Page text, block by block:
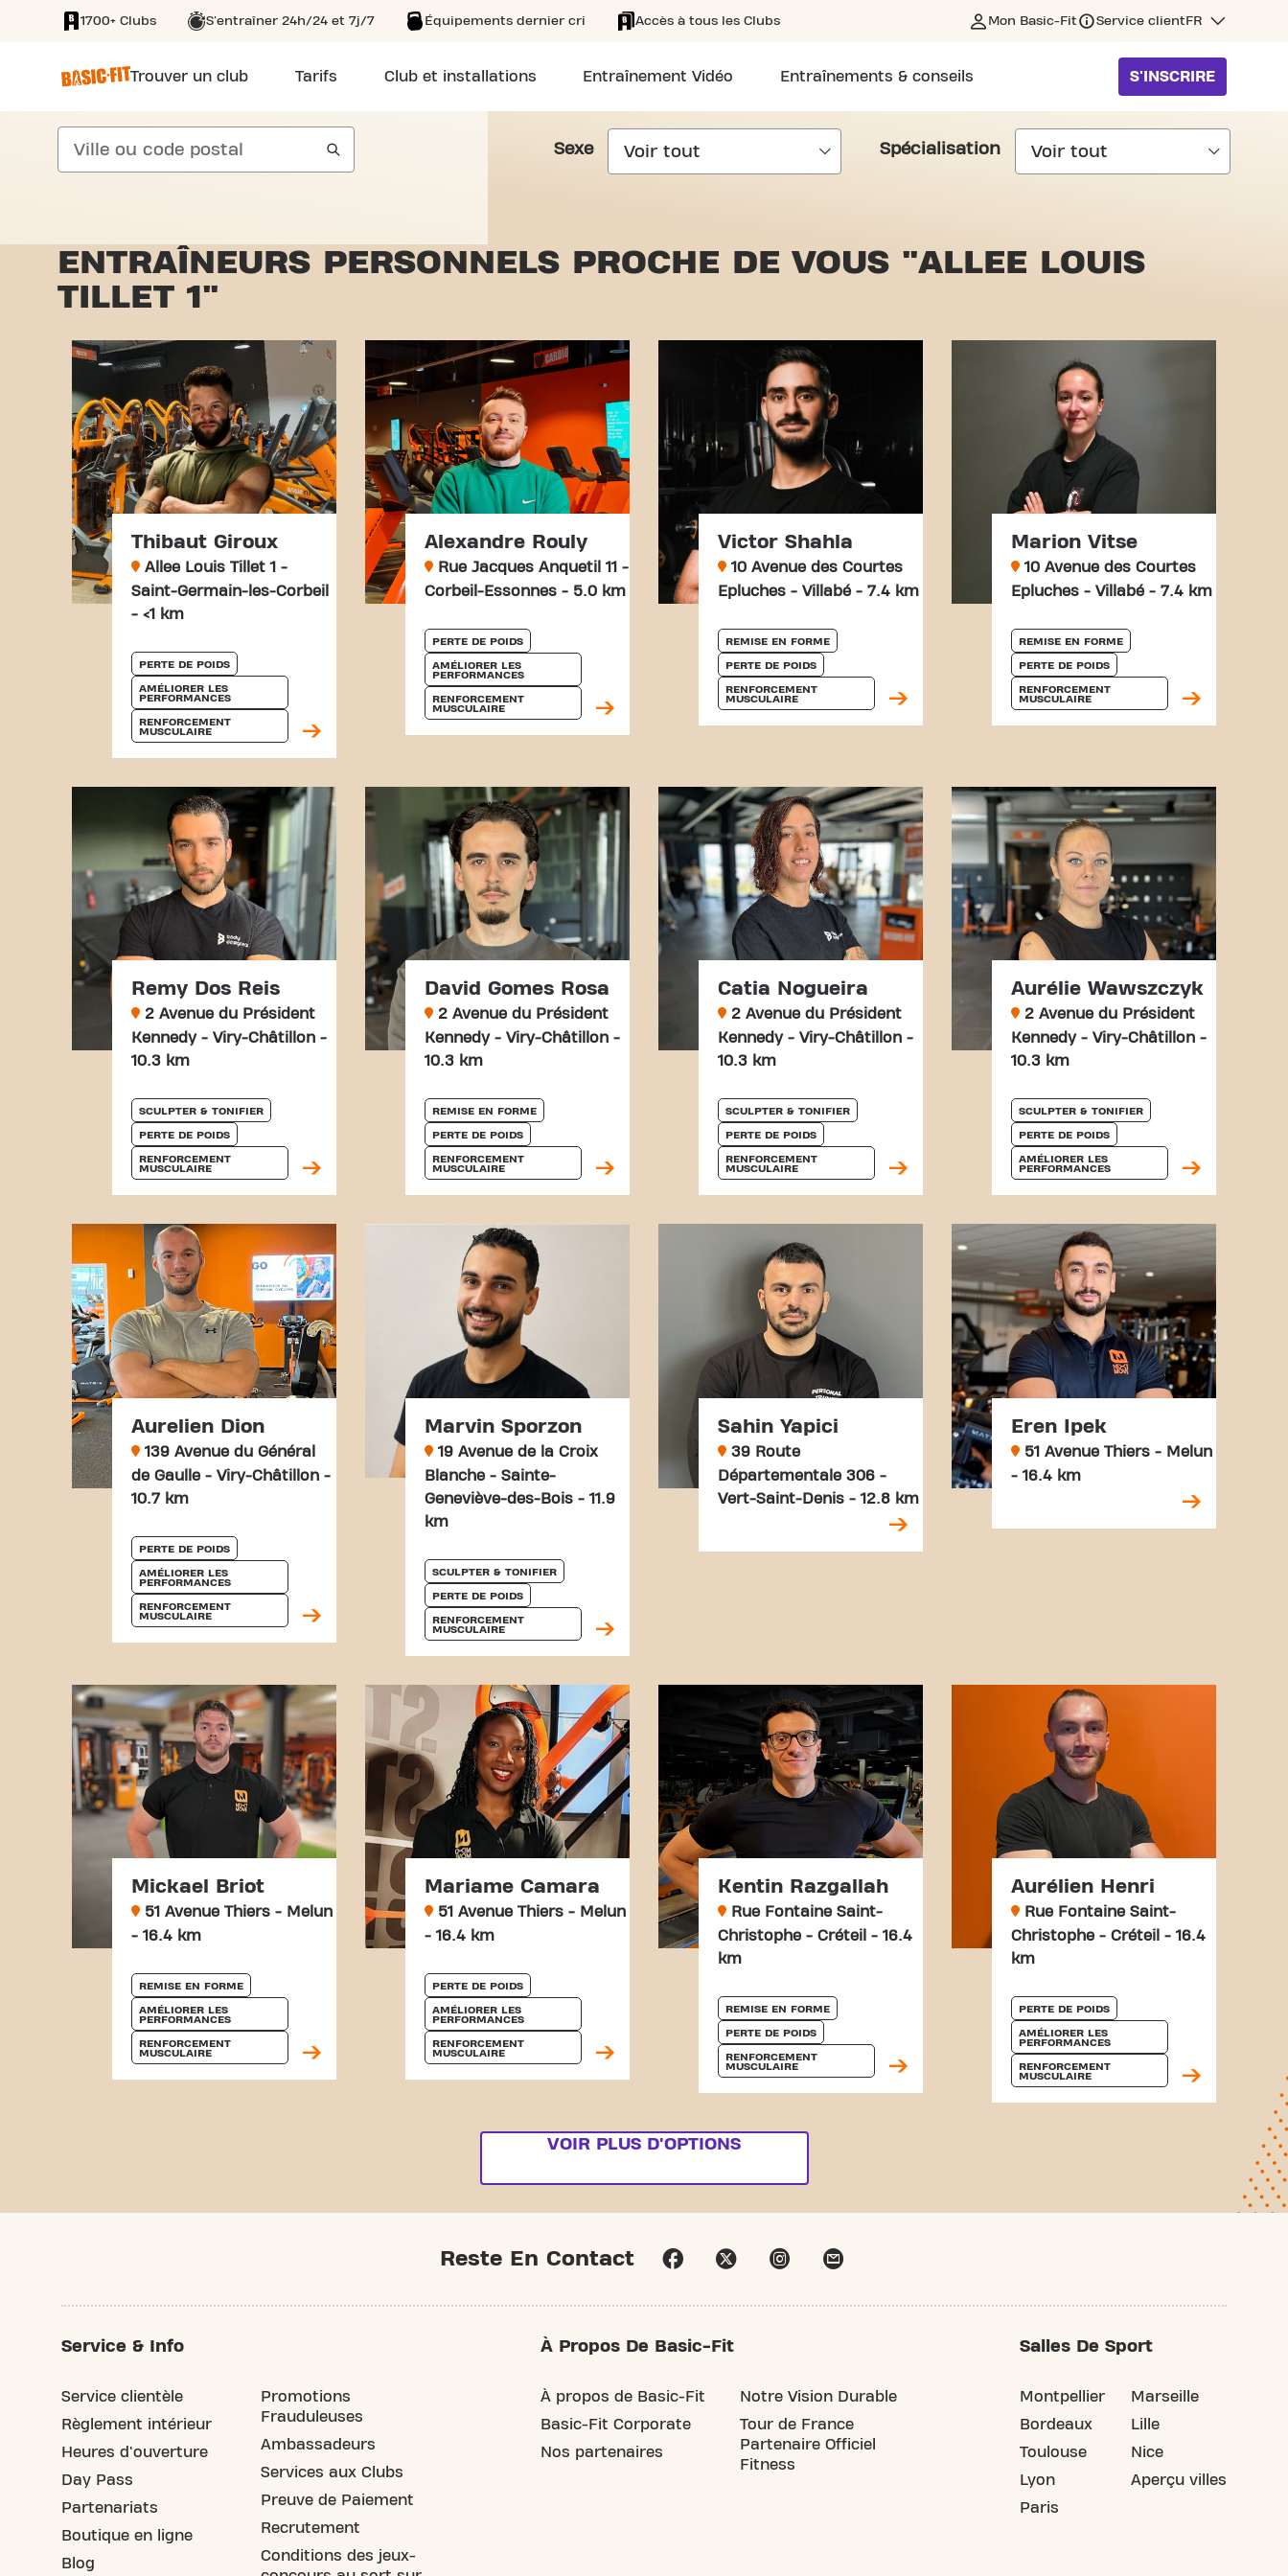
SKIP TO MAIN CONTENT
1700+ Clubs S'entraîner 24h/24 et 7j/7 Équipements dernier cri Accès à tous les Clubs Mon Basic-Fit Service client FR
Trouver un club Tarifs Club et installations Entraînement Vidéo Entraînements & conseils S'INSCRIRE
search Sexe Spécialisation
ENTRAÎNEURS PERSONNELS PROCHE DE VOUS "ALLEE LOUIS
TILLET 1"
Thibaut Giroux
Allee Louis Tillet 1 -
Saint-Germain-les-Corbeil
- <1 km
PERTE DE POIDS
AMÉLIORER LES
PERFORMANCES
RENFORCEMENT
MUSCULAIRE
Alexandre Rouly
Rue Jacques Anquetil 11 -
Corbeil-Essonnes - 5.0 km
PERTE DE POIDS
AMÉLIORER LES
PERFORMANCES
RENFORCEMENT
MUSCULAIRE
Victor Shahla
10 Avenue des Courtes
Epluches - Villabé - 7.4 km
REMISE EN FORME
PERTE DE POIDS
RENFORCEMENT
MUSCULAIRE
Marion Vitse
10 Avenue des Courtes
Epluches - Villabé - 7.4 km
REMISE EN FORME
PERTE DE POIDS
RENFORCEMENT
MUSCULAIRE
Remy Dos Reis
2 Avenue du Président
Kennedy - Viry-Châtillon -
10.3 km
SCULPTER & TONIFIER
PERTE DE POIDS
RENFORCEMENT
MUSCULAIRE
David Gomes Rosa
2 Avenue du Président
Kennedy - Viry-Châtillon -
10.3 km
REMISE EN FORME
PERTE DE POIDS
RENFORCEMENT
MUSCULAIRE
Catia Nogueira
2 Avenue du Président
Kennedy - Viry-Châtillon -
10.3 km
SCULPTER & TONIFIER
PERTE DE POIDS
RENFORCEMENT
MUSCULAIRE
Aurélie Wawszczyk
2 Avenue du Président
Kennedy - Viry-Châtillon -
10.3 km
SCULPTER & TONIFIER
PERTE DE POIDS
AMÉLIORER LES
PERFORMANCES
Aurelien Dion
139 Avenue du Général
de Gaulle - Viry-Châtillon -
10.7 km
PERTE DE POIDS
AMÉLIORER LES
PERFORMANCES
RENFORCEMENT
MUSCULAIRE
Marvin Sporzon
19 Avenue de la Croix
Blanche - Sainte-
Geneviève-des-Bois - 11.9
km
SCULPTER & TONIFIER
PERTE DE POIDS
RENFORCEMENT
MUSCULAIRE
Sahin Yapici
39 Route
Départementale 306 -
Vert-Saint-Denis - 12.8 km
Eren Ipek
51 Avenue Thiers - Melun
- 16.4 km
Mickael Briot
51 Avenue Thiers - Melun
- 16.4 km
REMISE EN FORME
AMÉLIORER LES
PERFORMANCES
RENFORCEMENT
MUSCULAIRE
Mariame Camara
51 Avenue Thiers - Melun
- 16.4 km
PERTE DE POIDS
AMÉLIORER LES
PERFORMANCES
RENFORCEMENT
MUSCULAIRE
Kentin Razgallah
Rue Fontaine Saint-
Christophe - Créteil - 16.4
km
REMISE EN FORME
PERTE DE POIDS
RENFORCEMENT
MUSCULAIRE
Aurélien Henri
Rue Fontaine Saint-
Christophe - Créteil - 16.4
km
PERTE DE POIDS
AMÉLIORER LES
PERFORMANCES
RENFORCEMENT
MUSCULAIRE
VOIR PLUS D'OPTIONS
Reste En Contact
Service & Info
Service clientèle
Règlement intérieur
Heures d'ouverture
Day Pass
Partenariats
Boutique en ligne
Blog
Promotions
Frauduleuses
Ambassadeurs
Services aux Clubs
Preuve de Paiement
Recrutement
Conditions des jeux-
À Propos De Basic-Fit
À propos de Basic-Fit
Basic-Fit Corporate
Nos partenaires
Notre Vision Durable
Tour de France
Partenaire Officiel
Fitness
Salles De Sport
Montpellier
Bordeaux
Toulouse
Lyon
Paris
Marseille
Lille
Nice
Aperçu villes